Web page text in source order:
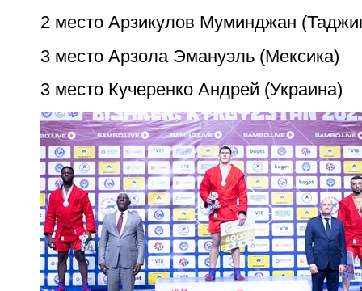
2 место Арзикулов Муминджан
3 место Арзола Эмануэль (Мексика)
3 место Кучеренко Андрей (Украина)